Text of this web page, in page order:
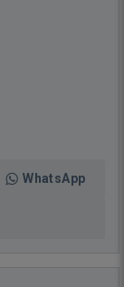
WhatsApp